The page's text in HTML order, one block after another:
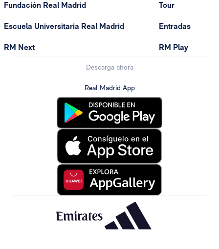
Fundación Real Madrid
Escuela Universitaria Real Madrid
RM Next
Tour
Entradas
RM Play
Descarga ahora
Real Madrid App